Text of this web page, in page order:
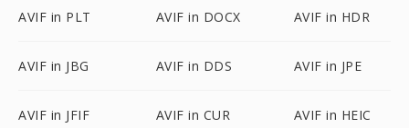
AVIF in PLT AVIF in DOCX AVIF in HDR
AVIF in JBG AVIF in DDS AVIF in JPE
AVIF in JFIF AVIF in CUR AVIF in HEIC